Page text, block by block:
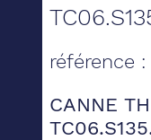
référence :
CANNE